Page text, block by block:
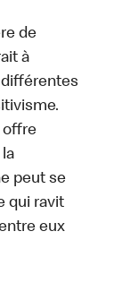
de
à
différentes
offre
peut se
qui ravit
eux